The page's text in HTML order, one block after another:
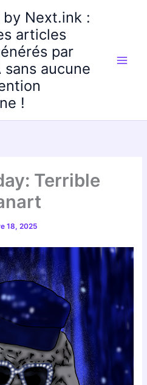
by Next.ink :
articles
par
sans aucune
!
Terrible
18, 2025